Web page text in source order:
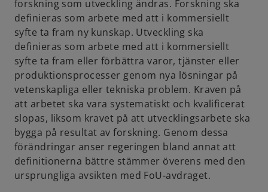
forskning som utveckling ändras. Forskning ska
definieras som arbete med att i kommersiellt
syfte ta fram ny kunskap. Utveckling ska
definieras som arbete med att i kommersiellt
syfte ta fram eller förbättra varor, tjänster eller
produktionsprocesser genom nya lösningar på
vetenskapliga eller tekniska problem. Kraven på
att arbetet ska vara systematiskt och kvalificerat
slopas, liksom kravet på att utvecklingsarbete ska
bygga på resultat av forskning. Genom dessa
förändringar anser regeringen bland annat att
definitionerna bättre stämmer överens med den
ursprungliga avsikten med FoU-avdraget.